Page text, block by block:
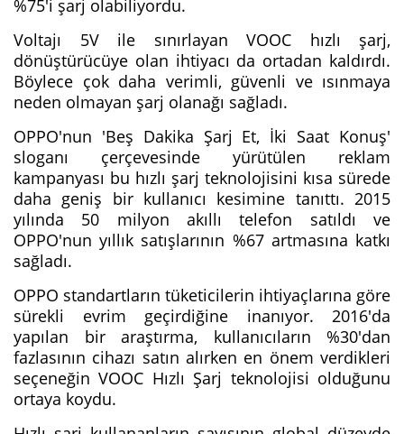
%75'i şarj olabiliyordu.
Voltajı 5V ile sınırlayan VOOC hızlı şarj,
dönüştürücüye olan ihtiyacı da ortadan kaldırdı.
Böylece çok daha verimli, güvenli ve ısınmaya
neden olmayan şarj olanağı sağladı.
OPPO'nun 'Beş Dakika Şarj Et, İki Saat Konuş'
sloganı çerçevesinde yürütülen reklam
kampanyası bu hızlı şarj teknolojisini kısa sürede
daha geniş bir kullanıcı kesimine tanıttı. 2015
yılında 50 milyon akıllı telefon satıldı ve
OPPO'nun yıllık satışlarının %67 artmasına katkı
sağladı.
OPPO standartların tüketicilerin ihtiyaçlarına göre
sürekli evrim geçirdiğine inanıyor. 2016'da
yapılan bir araştırma, kullanıcıların %30'dan
fazlasının cihazı satın alırken en önem verdikleri
seçeneğin VOOC Hızlı Şarj teknolojisi olduğunu
ortaya koydu.